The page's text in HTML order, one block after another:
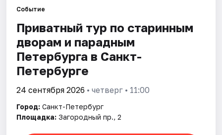
Города
Площадки
Артисты
Рейтинги
Событие
Приватный тур по старинным
дворам и парадным
Петербурга в Санкт-
Петербурге
24 сентября 2026 • четверг • 11:00
Город: Санкт-Петербург
Площадка: Загородный пр., 2